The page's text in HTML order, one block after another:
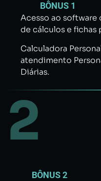
BÔNUS 1
Acesso ao
de cálculos e fichas
Calculadora
atendimento
Diárias.
2
BÔNUS 2